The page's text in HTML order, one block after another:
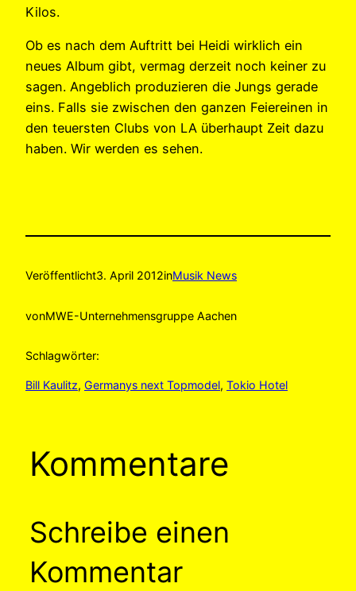
Kilos.
Ob es nach dem Auftritt bei Heidi wirklich ein
neues Album gibt, vermag derzeit noch keiner zu
sagen. Angeblich produzieren die Jungs gerade
eins. Falls sie zwischen den ganzen Feiereinen in
den teuersten Clubs von LA überhaupt Zeit dazu
haben. Wir werden es sehen.
Veröffentlicht3. April 2012inMusik News
vonMWE-Unternehmensgruppe Aachen
Schlagwörter:
Bill Kaulitz, Germanys next Topmodel, Tokio Hotel
Kommentare
Schreibe einen
Kommentar